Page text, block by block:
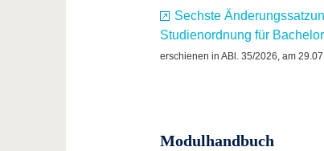
Sechste
Studienordnung für
erschienen in ABl. 35/2026, am
Modulhandbuch